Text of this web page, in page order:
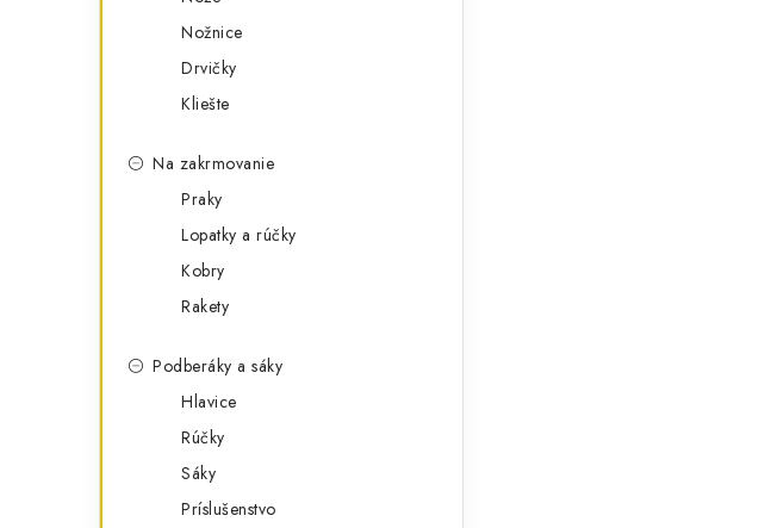
Nožnice
Drvičky
Kliešte
Na zakrmovanie
Praky
Lopatky a rúčky
Kobry
Rakety
Podberáky a sáky
Hlavice
Rúčky
Sáky
Príslušenstvo